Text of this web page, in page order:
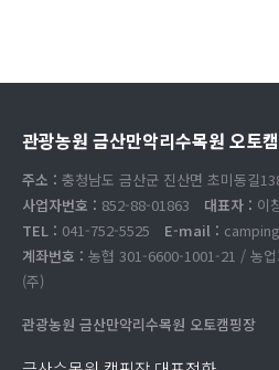
관광농원 금산만악리수목원 오토
주소 : 충청남도 금산군 진산면 초미동길
사업자번호 : 852-88-01863 대표자 : 이
TEL : 041-752-5525 E-mail :
계좌번호 : 농협 301-6600-1001-21 / 농업
(주)
관광농원 금산만악리수목원 오토캠핑장